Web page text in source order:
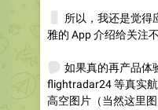
所以，我还是觉得
雅的 App 介绍给关注
如果真的再产品体
flightradar24 等真实
高空图片（当然这里